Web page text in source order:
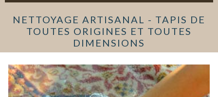
NETTOYAGE ARTISANAL - TAPIS DE
TOUTES ORIGINES ET TOUTES
DIMENSIONS